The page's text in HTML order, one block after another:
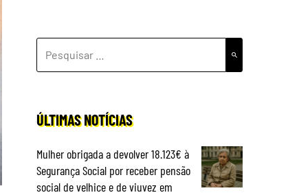
POR:
ÚLTIMAS NOTÍCIAS
Mulher obrigada a devolver 18.123€ à
Segurança Social por receber pensão
social de velhice e de viuvez em